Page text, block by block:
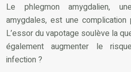
Le phlegmon amygdalien,
amygdales, est une
L’essor du vapotage soulève la
également augmenter le
infection ?